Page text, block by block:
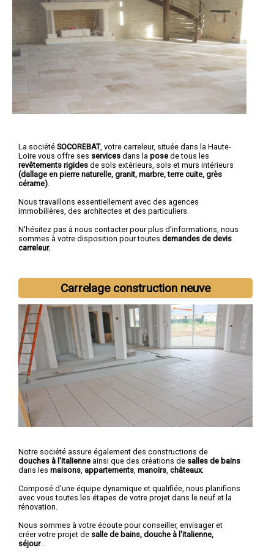
La société SOCOREBAT, votre carreleur, située dans la Haute-
Loire vous offre ses services dans la pose de tous les
revêtements rigides de sols extérieurs, sols et murs intérieurs
(dallage en pierre naturelle, granit, marbre, terre cuite, grès
cérame)
Nous travaillons essentiellement avec des agences
immobilières, des architectes et des particuliers.
N'hésitez pas à nous contacter pour plus d'informations, nous
sommes à votre disposition pour toutes demandes de devis
carreleur.
Carrelage construction neuve
Notre société assure également des constructions de
douches à l'italienne ainsi que des créations de salles de bains
dans les maisons, appartements, manoirs, châteaux.
Composé d'une équipe dynamique et qualifiée, nous planifions
avec vous toutes les étapes de votre projet dans le neuf et la
rénovation.
Nous sommes à votre écoute pour conseiller, envisager et
créer votre projet de salle de bains, douche à l'italienne,
séjour...